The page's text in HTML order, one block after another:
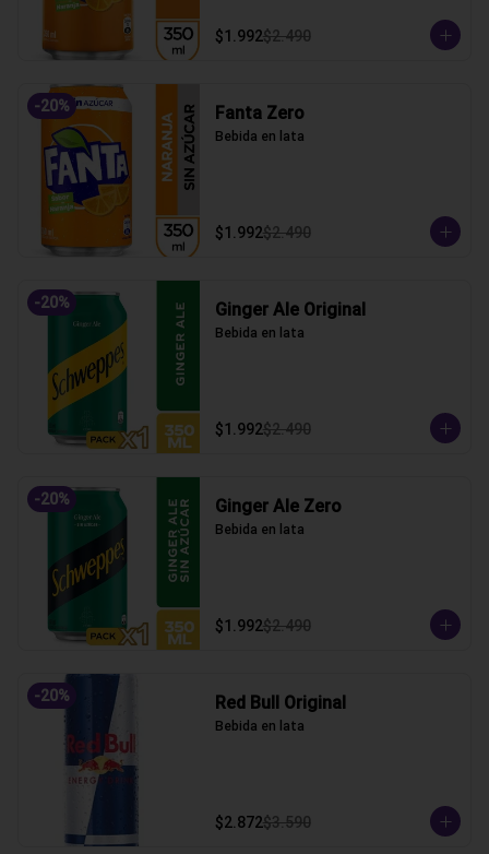
$1.992$2.490
-20% Fanta Zero
Bebida en lata
$1.992$2.490
-20% Ginger Ale Original
Bebida en lata
$1.992$2.490
-20% Ginger Ale Zero
Bebida en lata
$1.992$2.490
-20% Red Bull Original
Bebida en lata
$2.872$3.590